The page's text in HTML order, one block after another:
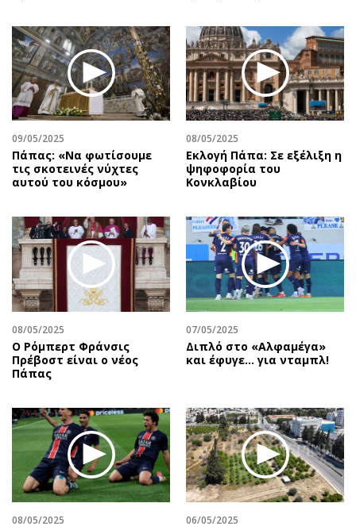
09/05/2025
Πάπας: «Να φωτίσουμε
τις σκοτεινές νύχτες
αυτού του κόσμου»
08/05/2025
Εκλογή Πάπα: Σε εξέλιξη η
ψηφοφορία του
Κονκλαβίου
08/05/2025
Ο Ρόμπερτ Φράνσις
Πρέβοστ είναι ο νέος
Πάπας
07/05/2025
Διπλό στο «Αλφαμέγα»
και έφυγε… για νταμπλ!
08/05/2025 06/05/2025